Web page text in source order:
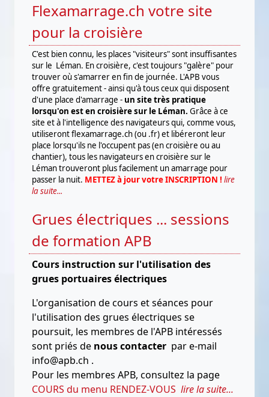
Flexamarrage.ch votre site
pour la croisière
C'est bien connu, les places "visiteurs" sont insuffisantes
sur le Léman. En croisière, c'est toujours "galère" pour
trouver où s'amarrer en fin de journée. L'APB vous
offre gratuitement - ainsi qu'à tous ceux qui disposent
d'une place d'amarrage - un site très pratique
lorsqu'on est en croisière sur le Léman. Grâce à ce
site et à l'intelligence des navigateurs qui, comme vous,
utiliseront flexamarrage.ch (ou .fr) et libéreront leur
place lorsqu'ils ne l'occupent pas (en croisière ou au
chantier), tous les navigateurs en croisière sur le
Léman trouveront plus facilement un amarrage pour
passer la nuit. METTEZ à jour votre INSCRIPTION ! lire
la suite...
Grues électriques ... sessions
de formation APB
Cours instruction sur l'utilisation des
grues portuaires électriques
L'organisation de cours et séances pour
l'utilisation des grues électriques se
poursuit, les membres de l'APB intéressés
sont priés de nous contacter par e-mail
info@apb.ch .
Pour les membres APB, consultez la page
COURS du menu RENDEZ-VOUS lire la suite...